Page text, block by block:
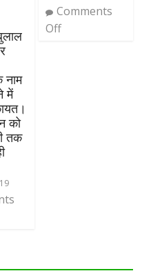
नाम
में
को
तक
Comments
Off